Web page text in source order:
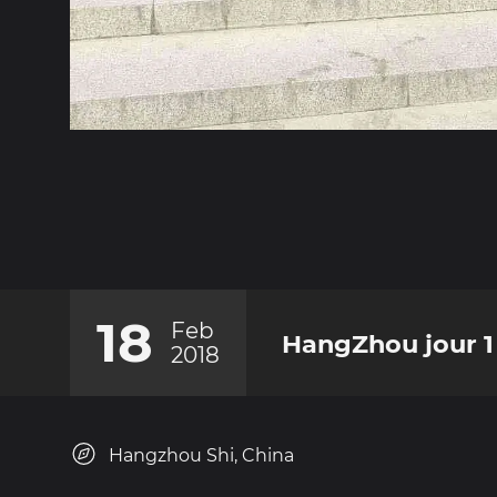
18
Feb
2018
HangZhou jour 1
Hangzhou Shi, China